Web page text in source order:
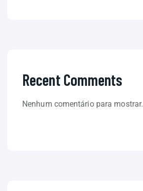
Recent Comments
Nenhum comentário para mostrar.